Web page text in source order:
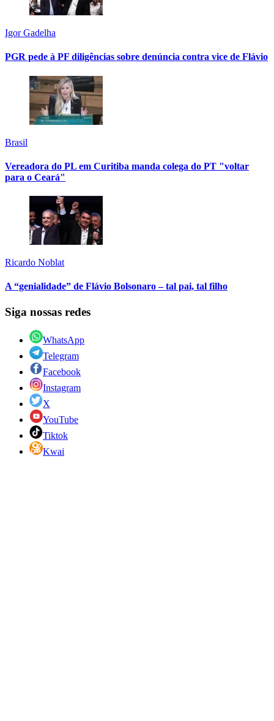
Igor Gadelha
PGR pede à PF diligências sobre denúncia contra vice de Flávio
Brasil
Vereadora do PL em Curitiba manda colega do PT "voltar
para o Ceará"
Ricardo Noblat
A “genialidade” de Flávio Bolsonaro – tal pai, tal filho
Siga nossas redes
WhatsApp
Telegram
Facebook
Instagram
X
YouTube
Tiktok
Kwai